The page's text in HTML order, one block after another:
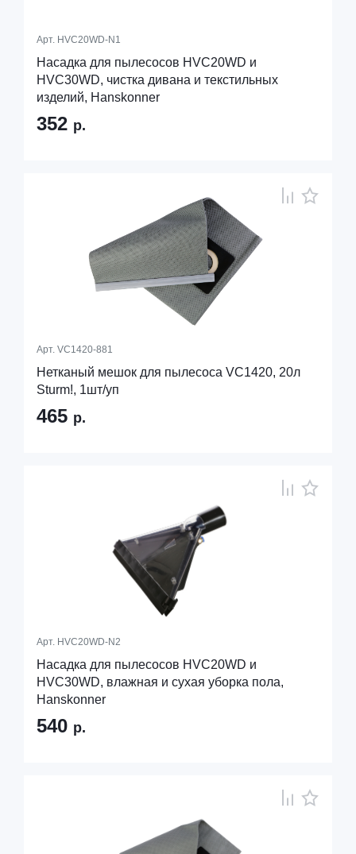
Арт. HVC20WD-N1
Насадка для пылесосов HVC20WD и
HVC30WD, чистка дивана и текстильных
изделий, Hanskonner
352 р.
Арт. VC1420-881
Нетканый мешок для пылесоса VC1420, 20л
Sturm!, 1шт/уп
465 р.
Арт. HVC20WD-N2
Насадка для пылесосов HVC20WD и
HVC30WD, влажная и сухая уборка пола,
Hanskonner
540 р.